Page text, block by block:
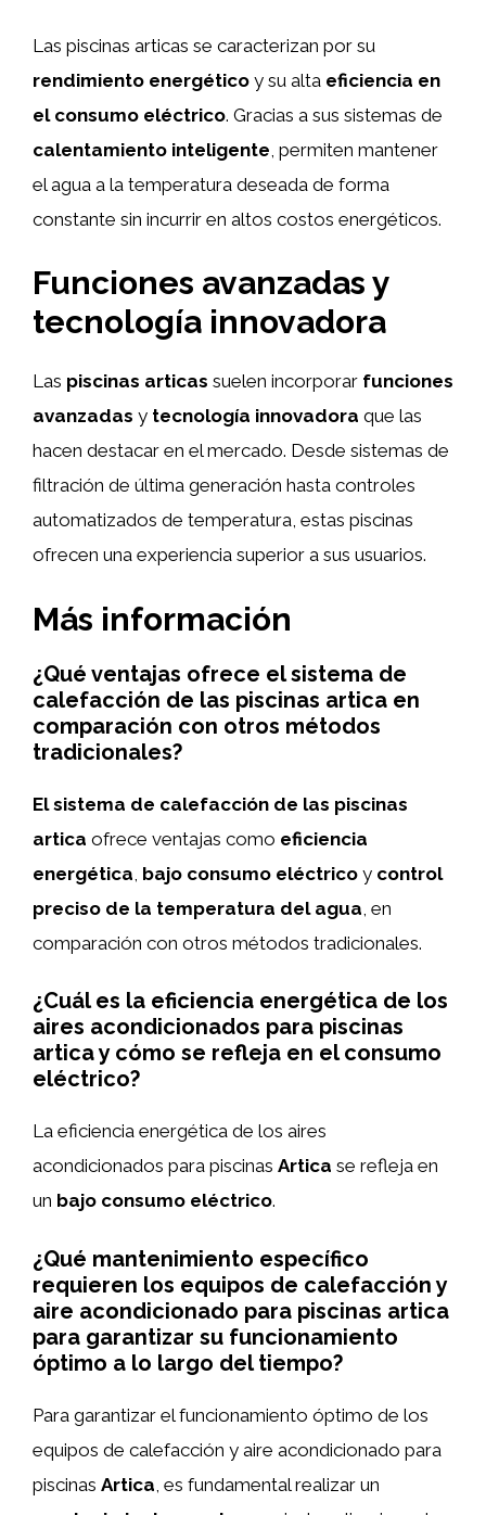
Las piscinas articas se caracterizan por su
rendimiento energético y su alta eficiencia en
el consumo eléctrico. Gracias a sus sistemas de
calentamiento inteligente , permiten mantener
el agua a la temperatura deseada de forma
constante sin incurrir en altos costos energéticos.
Funciones avanzadas y
tecnología innovadora
Las piscinas articas suelen incorporar funciones
avanzadas y tecnología innovadora que las
hacen destacar en el mercado. Desde sistemas de
filtración de última generación hasta controles
automatizados de temperatura, estas piscinas
ofrecen una experiencia superior a sus usuarios.
Más información
¿Qué ventajas ofrece el sistema de
calefacción de las piscinas artica en
comparación con otros métodos
tradicionales?
El sistema de calefacción de las piscinas
artica ofrece ventajas como eficiencia
energética bajo consumo eléctrico y control
preciso de la temperatura del agua , en
comparación con otros métodos tradicionales.
¿Cuál es la eficiencia energética de los
aires acondicionados para piscinas
artica y cómo se refleja en el consumo
eléctrico?
La eficiencia energética de los aires
acondicionados para piscinas Artica se refleja en
un bajo consumo eléctrico.
¿Qué mantenimiento específico
requieren los equipos de calefacción y
aire acondicionado para piscinas artica
para garantizar su funcionamiento
óptimo a lo largo del tiempo?
Para garantizar el funcionamiento óptimo de los
equipos de calefacción y aire acondicionado para
piscinas Artica , es fundamental realizar un